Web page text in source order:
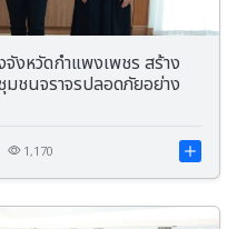
งหวัดกำแพงเพชร สร้าง
มชนจราจรปลอดภัยอย่าง
1,170